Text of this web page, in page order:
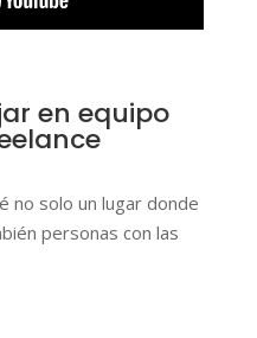
en equipo
no solo un lugar donde
personas con las